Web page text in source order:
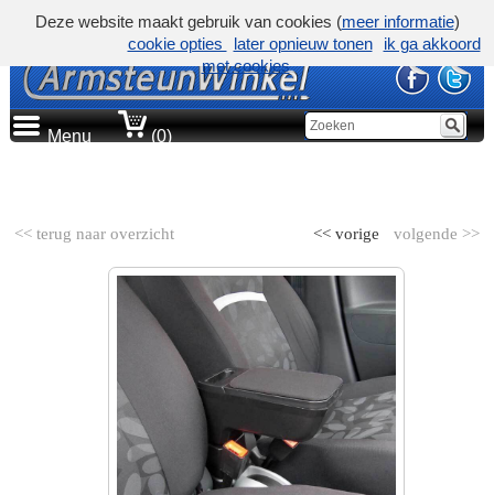
Menu (0)
<< terug naar overzicht volgende >>
<< vorige
Deze website maakt gebruik van cookies (meer informatie)
cookie opties
later opnieuw tonen
ik ga akkoord
met cookies